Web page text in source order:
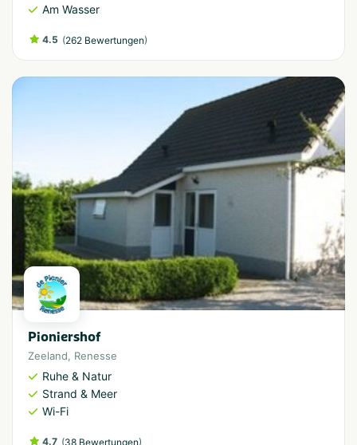
Am Wasser
4.5 (262 Bewertungen)
Pioniershof
Zeeland, Renesse
Ruhe & Natur
Strand & Meer
Wi-Fi
4.7 (38 Bewertungen)